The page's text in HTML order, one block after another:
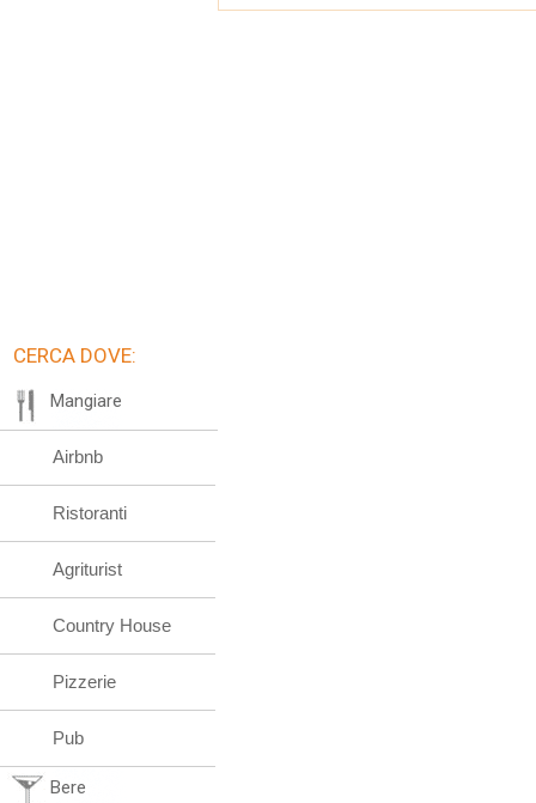
CERCA DOVE:
Mangiare
Airbnb
Ristoranti
Agriturist
Country House
Pizzerie
Pub
Bere